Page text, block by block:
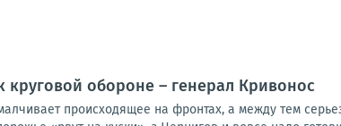
круговой обороне – генерал Кривонос
происходящее на фронтах, а между тем